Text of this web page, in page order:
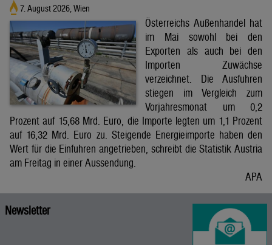
7. August 2026, Wien
Österreichs Außenhandel hat
im Mai sowohl bei den
Exporten als auch bei den
Importen Zuwächse
verzeichnet. Die Ausfuhren
stiegen im Vergleich zum
Vorjahresmonat um 0,2
Prozent auf 15,68 Mrd. Euro, die Importe legten um 1,1 Prozent
auf 16,32 Mrd. Euro zu. Steigende Energieimporte haben den
Wert für die Einfuhren angetrieben, schreibt die Statistik Austria
am Freitag in einer Aussendung.
APA
Newsletter